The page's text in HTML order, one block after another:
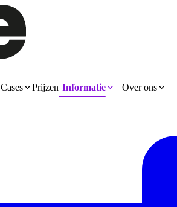
Cases Prijzen Informatie Over ons